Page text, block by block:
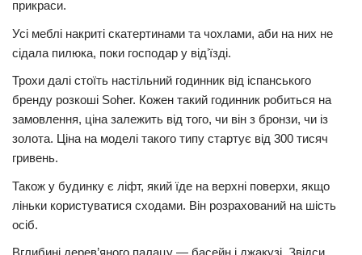
прикраси.
Усі меблі накриті скатертинами та чохлами, аби на них не
сідала пилюка, поки господар у відʼїзді.
Трохи далі стоїть настільний годинник від іспанського
бренду розкоші Soher. Кожен такий годинник робиться на
замовлення, ціна залежить від того, чи він з бронзи, чи із
золота. Ціна на моделі такого типу стартує від 300 тисяч
гривень.
Також у будинку є ліфт, який їде на верхні поверхи, якщо
ліньки користуватися сходами. Він розрахований на шість
осіб.